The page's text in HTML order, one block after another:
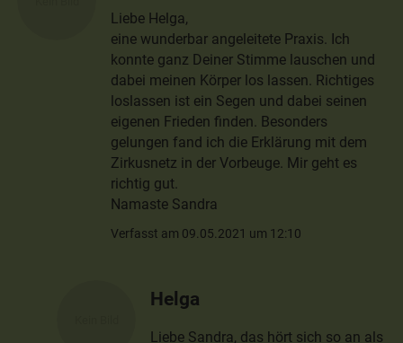
Liebe Helga,
eine wunderbar angeleitete Praxis. Ich
konnte ganz Deiner Stimme lauschen und
dabei meinen Körper los lassen. Richtiges
loslassen ist ein Segen und dabei seinen
eigenen Frieden finden. Besonders
gelungen fand ich die Erklärung mit dem
Zirkusnetz in der Vorbeuge. Mir geht es
richtig gut.
Namaste Sandra
Verfasst am 09.05.2021 um 12:10
Helga
Liebe Sandra, das hört sich so an als